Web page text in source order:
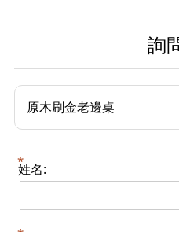
詢
原木刷金老邊桌
姓名: